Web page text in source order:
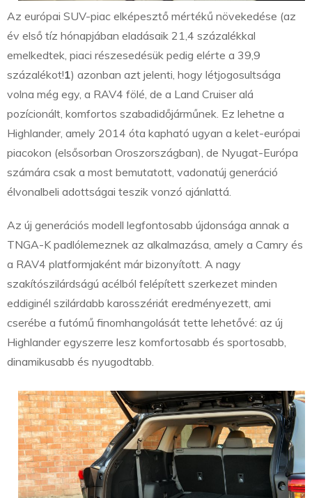
Az európai SUV-piac elképesztő mértékű növekedése (az
év első tíz hónapjában eladásaik 21,4 százalékkal
emelkedtek, piaci részesedésük pedig elérte a 39,9
százalékot!1) azonban azt jelenti, hogy létjogosultsága
volna még egy, a RAV4 fölé, de a Land Cruiser alá
pozícionált, komfortos szabadidőjárműnek. Ez lehetne a
Highlander, amely 2014 óta kapható ugyan a kelet-európai
piacokon (elsősorban Oroszországban), de Nyugat-Európa
számára csak a most bemutatott, vadonatúj generáció
élvonalbeli adottságai teszik vonzó ajánlattá.
Az új generációs modell legfontosabb újdonsága annak a
TNGA-K padlólemeznek az alkalmazása, amely a Camry és
a RAV4 platformjaként már bizonyított. A nagy
szakítószilárdságú acélból felépített szerkezet minden
eddiginél szilárdabb karosszériát eredményezett, ami
cserébe a futómű finomhangolását tette lehetővé: az új
Highlander egyszerre lesz komfortosabb és sportosabb,
dinamikusabb és nyugodtabb.